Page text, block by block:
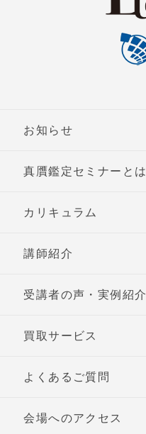
お知らせ
真贋鑑定セミナーとは
カリキュラム
講師紹介
受講者の声・実例紹介
買取サービス
よくあるご質問
会場へのアクセス